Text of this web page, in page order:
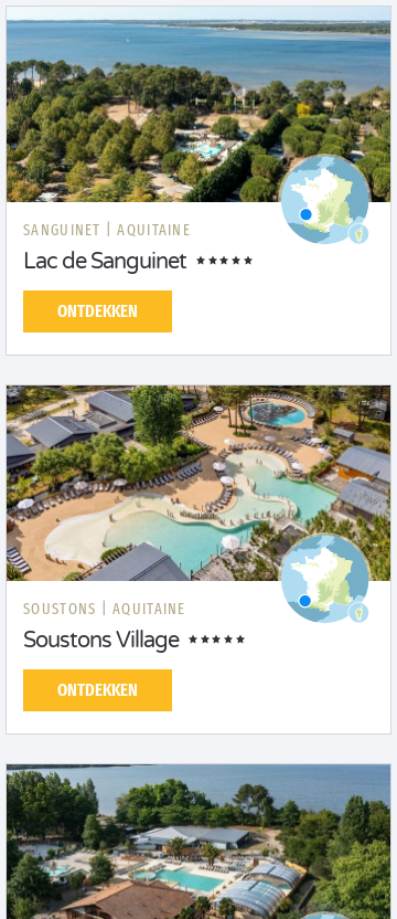
SANGUINET | AQUITAINE
Lac de Sanguinet
ONTDEKKEN
SOUSTONS | AQUITAINE
Soustons Village
ONTDEKKEN